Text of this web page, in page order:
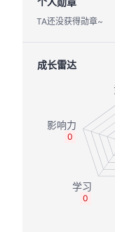
TA还没获得勋章~
成长雷达
0
0